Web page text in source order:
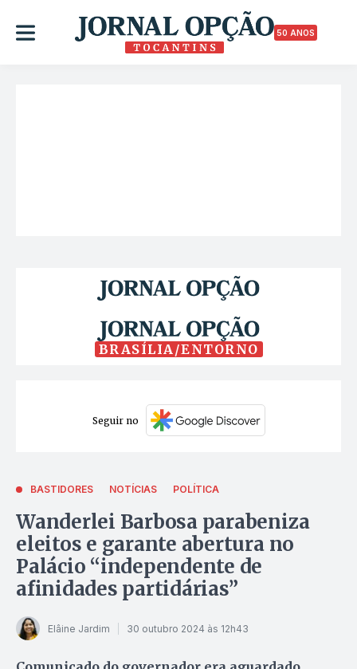
50 ANOS
BRASÍLIA/ENTORNO
Seguir no
BASTIDORES NOTÍCIAS POLÍTICA
Wanderlei Barbosa parabeniza
eleitos e garante abertura no
Palácio “independente de
afinidades partidárias”
Elâine Jardim 30 outubro 2024 às 12h43